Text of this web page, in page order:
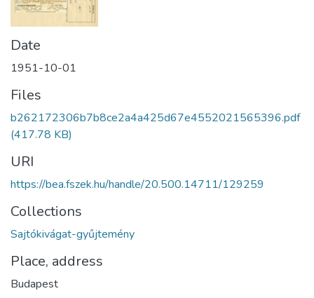
Date
1951-10-01
Files
b262172306b7b8ce2a4a425d67e4552021565396.pdf
(417.78 KB)
URI
https://bea.fszek.hu/handle/20.500.14711/129259
Collections
Sajtókivágat-gyűjtemény
Place, address
Budapest